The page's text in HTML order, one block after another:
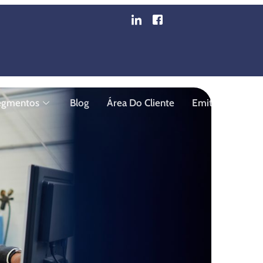
Blog Área Do Cliente Emita Sua Nota
A Produção